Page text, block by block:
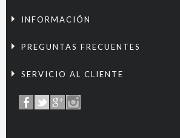
INFORMACIÓN
PREGUNTAS FRECUENTES
SERVICIO AL CLIENTE